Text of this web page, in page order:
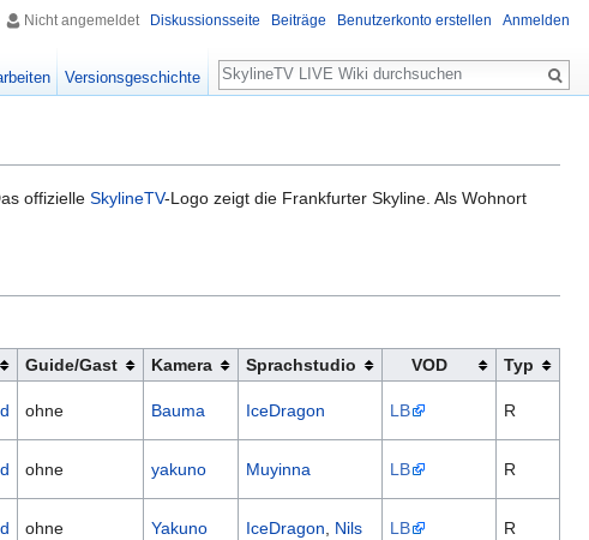
offizielle SkylineTV-Logo zeigt die Frankfurter Skyline. Als Wohnort
Guide/Gast Kamera Sprachstudio VOD Typ
ohne Bauma IceDragon LB R
ohne yakuno Muyinna LB R
ohne Yakuno IceDragon, Nils LB R
Nicht angemeldet Diskussionsseite Beiträge Benutzerkonto erstellen Anmelden
Versionsgeschichte
Suche